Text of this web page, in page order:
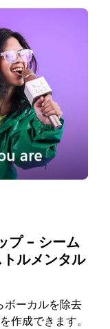
プ – シーム
ルメンタル
ボーカルを除去
作成できます。